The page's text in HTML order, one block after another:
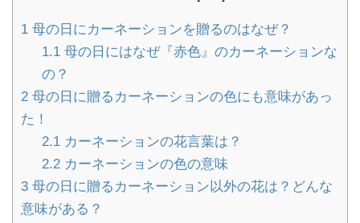
1 母の日にカーネーションを贈るのはなぜ？
1.1母の日にはなぜ『赤色』のカーネーションな
の？
2 母の日に贈るカーネーションの色にも意味があっ
た！
2.1カーネーションの花言葉は？
2.2カーネーションの色の意味
3 母の日に贈るカーネーション以外の花は？どんな
意味がある？